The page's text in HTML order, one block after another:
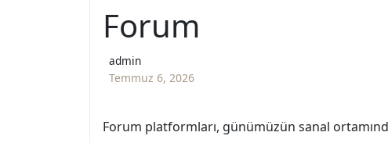
Forum
admin
Temmuz 6, 2026
Forum platformları, günümüzün sanal